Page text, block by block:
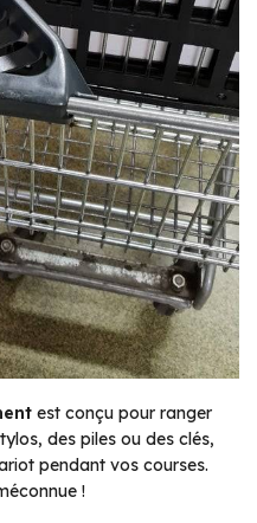
est conçu pour ranger
des piles ou des clés,
pendant vos courses.
!